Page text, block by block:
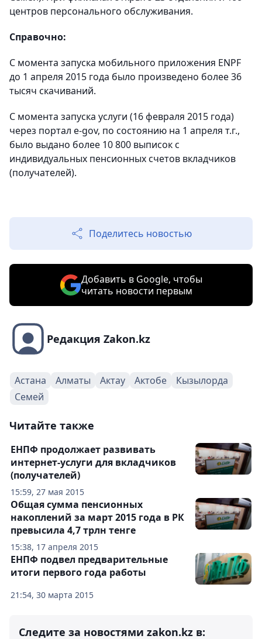
центров персонального обслуживания.
Справочно:
С момента запуска мобильного приложения ENPF
до 1 апреля 2015 года было произведено более 36
тысяч скачиваний.
С момента запуска услуги (16 февраля 2015 года)
через портал e-gov, по состоянию на 1 апреля т.г.,
было выдано более 10 800 выписок c
индивидуальных пенсионных счетов вкладчиков
(получателей).
Поделитесь новостью
Добавить в Google, чтобы
читать новости первым
Редакция Zakon.kz
Астана Алматы Актау Актобе
Кызылорда
Семей
Читайте также
15:59, 27 мая 2015
ЕНПФ продолжает развивать
интернет-услуги для вкладчиков
(получателей)
15:38, 17 апреля 2015
Общая сумма пенсионных
накоплений за март 2015 года в РК
превысила 4,7 трлн тенге
21:54, 30 марта 2015
ЕНПФ подвел предварительные
итоги первого года работы
Следите за новостями zakon.kz в: